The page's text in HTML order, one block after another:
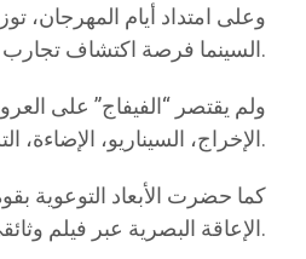
وعلى امتداد أيام
السينما فرصة اكتشاف تجارب سينمائية من بلدان مختلفة.
ولم يقتصر “الفيفاج” على
الإخراج، السيناريو، الإضاءة، التركيب، أفلام التحريك والصورة الفوتوغرافية، أشرف عليها مختصون من تونس وخارجها، موجّهة أساسًا للطلبة واليافعين.
كما حضرت الأبعاد التوعوية
الإعاقة البصرية عبر فيلم وثائقي بتقنية الوصف السمعي، في خطوة تعكس انفتاح المهرجان على مختلف الفئات.